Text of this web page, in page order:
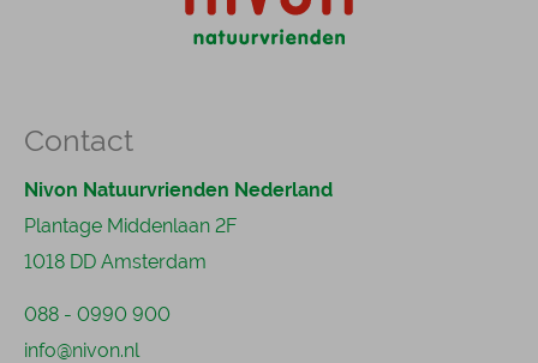
Contact
Nivon Natuurvrienden Nederland
Plantage Middenlaan 2F
1018 DD Amsterdam
088 - 0990 900
info@nivon.nl